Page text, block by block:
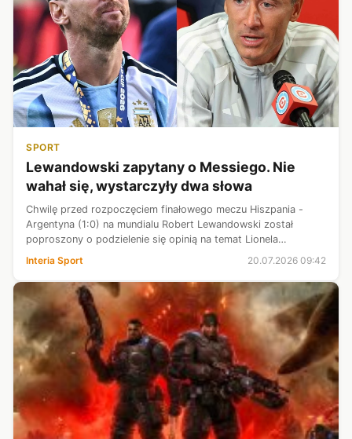
SPORT
Lewandowski zapytany o Messiego. Nie
wahał się, wystarczyły dwa słowa
Chwilę przed rozpoczęciem finałowego meczu Hiszpania -
Argentyna (1:0) na mundialu Robert Lewandowski został
poproszony o podzielenie się opinią na temat Lionela
Messiego. "Niesamowity piłkarz" - powiedział bez wahania, a
potem dodał coś jeszcze. Prz...
Interia Sport 20.07.2026 09:42